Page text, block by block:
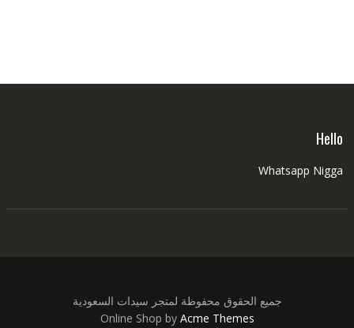
Hello
Whatsapp Nigga
جميع الحقوق محفوظة لمتجر سيدات السعودية
Online Shop by Acme Themes